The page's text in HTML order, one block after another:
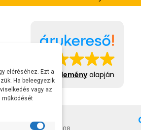
413 véleményalapján
Gábor
eléréséhez. Ezt a
Ha beleegyezik
vagy az
működését